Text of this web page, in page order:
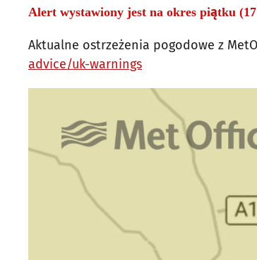
Alert wystawiony jest na okres piątku
Aktualne ostrzeżenia pogodowe z
advice/uk-warnings